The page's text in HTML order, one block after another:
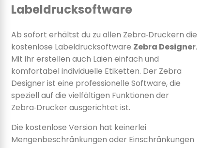
Labeldrucksoftware
Ab sofort erhältst du zu allen Zebra‑Druckern die
kostenlose Labeldrucksoftware Zebra Designer.
Mit ihr erstellen auch Laien einfach und
komfortabel individuelle Etiketten. Der Zebra
Designer ist eine professionelle Software, die
speziell auf die vielfältigen Funktionen der
Zebra‑Drucker ausgerichtet ist.
Die kostenlose Version hat keinerlei
Mengenbeschränkungen oder Einschränkungen